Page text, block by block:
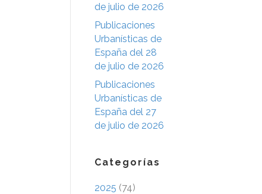
de julio de 2026
Publicaciones
Urbanísticas de
España del 28
de julio de 2026
Publicaciones
Urbanísticas de
España del 27
de julio de 2026
Categorías
2025 (74)